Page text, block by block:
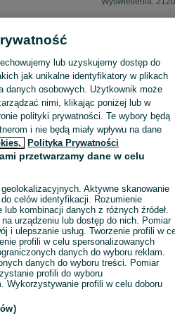
na OLX, aby skontaktować się z
Wyślij wiadomość
lub uzyskujemy dostęp do
jak unikalne identyfikatory w plikach
danych osobowych. Użytkownik może
nimi, klikając poniżej lub w
polityki prywatności. Te wybory będą
i nie będą miały wpływu na dane
Polityka Prywatności
przetwarzamy dane w celu
Aktywne skanowanie
celów identyfikacji. Rozumienie
kombinacji danych z różnych źródeł.
urządzeniu lub dostęp do nich. Pomiar
i ulepszanie usług. Tworzenie profili w
profili w celu spersonalizowanych
danych do wyboru reklam.
danych do wyboru treści. Pomiar
profili do wyboru
Wykorzystywanie profili w celu doboru